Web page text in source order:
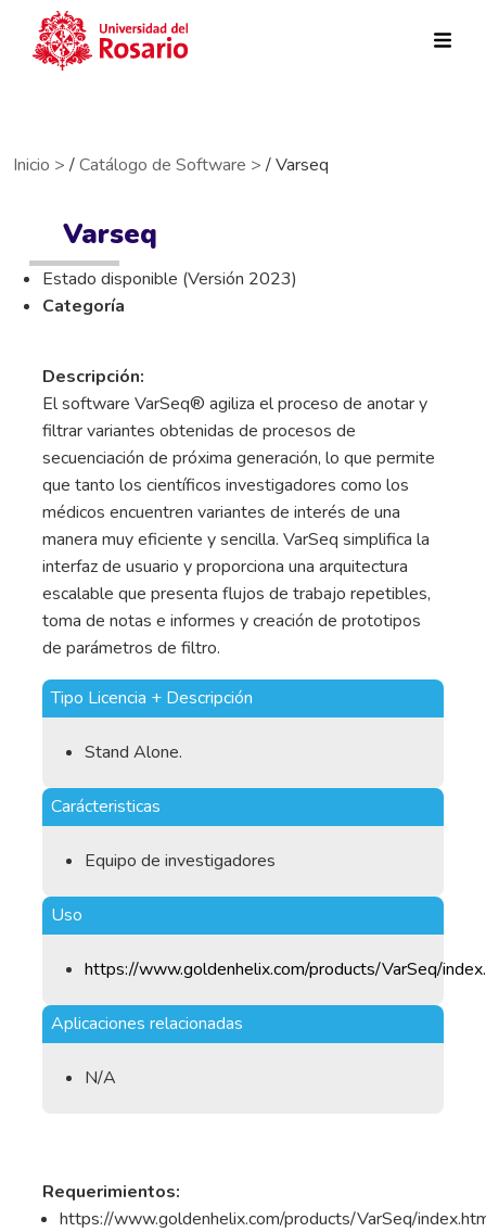
Inicio > /Catálogo de Software > / Varseq
Varseq
Estado disponible (Versión 2023)
Categoría
Descripción:
El software VarSeq® agiliza el proceso de anotar y
filtrar variantes obtenidas de procesos de
secuenciación de próxima generación, lo que permite
que tanto los científicos investigadores como los
médicos encuentren variantes de interés de una
manera muy eficiente y sencilla. VarSeq simplifica la
interfaz de usuario y proporciona una arquitectura
escalable que presenta flujos de trabajo repetibles,
toma de notas e informes y creación de prototipos
de parámetros de filtro.
Tipo Licencia + Descripción
Stand Alone.
Carácteristicas
Equipo de investigadores
Uso
https://www.goldenhelix.com/products/VarSeq/
Aplicaciones relacionadas
N/A
Requerimientos:
https://www.goldenhelix.com/products/VarSeq/